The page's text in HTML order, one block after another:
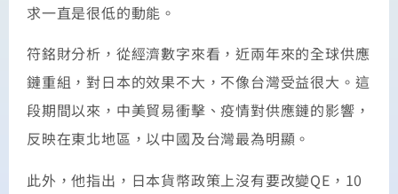
求一直是很低的動能。
符銘財分析，從經濟數字來看，近兩年來的全球供應
鏈重組，對日本的效果不大，不像台灣受益很大。這
段期間以來，中美貿易衝擊、疫情對供應鏈的影響，
反映在東北地區，以中國及台灣最為明顯。
此外，他指出，日本貨幣政策上沒有要改變QE，10